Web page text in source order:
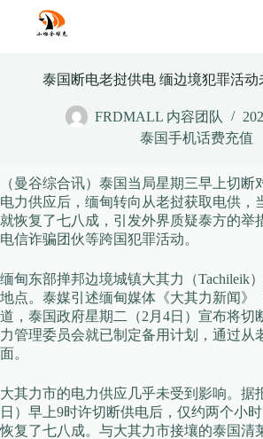
content
泰国断电老挝供电 缅边境犯罪活动
FRDMALL 内容团队
泰国手机话费充值
（曼谷综合讯）泰国当局星期三早上切断
电力供应后，缅甸转向从老挝获取电供，
就恢复了七八成，引发外界质疑泰方的举
电信诈骗团伙等跨国犯罪活动。
缅甸东部掸邦边境城镇大其力（Tachileik
地点。泰媒引述缅甸媒体《大其力新闻》
道，泰国政府星期二（2月4日）宣布将切
力管理委员会就已制定备用计划，通过从
面。
大其力市的电力供应几乎未受到影响。据
日）早上9时许切断供电后，仅约两个小
恢复了七八成。与大其力市接壤的泰国清